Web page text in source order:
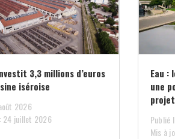
3,3 millions d’euros
iséroise
2026
24 juillet 2026
Eau :
une
Publié
Mis à